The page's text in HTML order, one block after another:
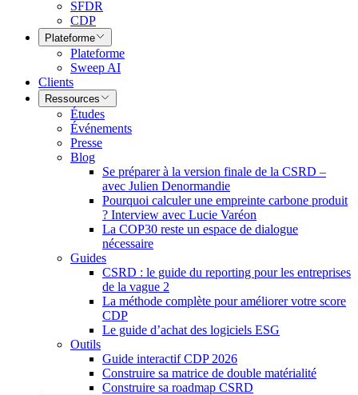
SFDR
CDP
Plateforme
Plateforme
Sweep AI
Clients
Ressources
Études
Événements
Presse
Blog
Se préparer à la version finale de la CSRD –
avec Julien Denormandie
Pourquoi calculer une empreinte carbone produit
? Interview avec Lucie Varéon
La COP30 reste un espace de dialogue
nécessaire
Guides
CSRD : le guide du reporting pour les entreprises
de la vague 2
La méthode complète pour améliorer votre score
CDP
Le guide d’achat des logiciels ESG
Outils
Guide interactif CDP 2026
Construire sa matrice de double matérialité
Construire sa roadmap CSRD